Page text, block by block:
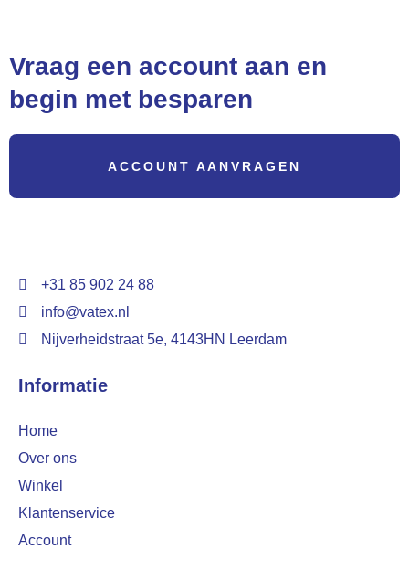
Vraag een account aan en
begin met besparen
ACCOUNT AANVRAGEN
+31 85 902 24 88
info@vatex.nl
Nijverheidstraat 5e, 4143HN Leerdam
Informatie
Home
Over ons
Winkel
Klantenservice
Account